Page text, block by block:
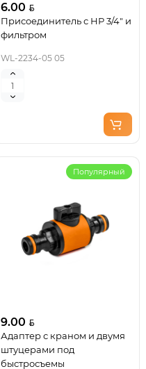
6.00
Присоединитель с НР 3/4" и
фильтром
WL-2234-05 05
Популярный
9.00
Адаптер с краном и двумя
штуцерами под
быстросъемы